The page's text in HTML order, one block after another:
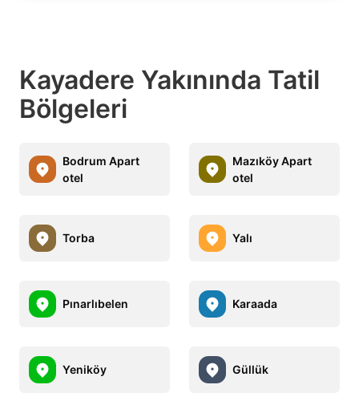
Kayadere Yakınında Tatil
Bölgeleri
Bodrum Apart
otel
Mazıköy Apart
otel
Torba Yalı
Pınarlıbelen Karaada
Yeniköy Güllük